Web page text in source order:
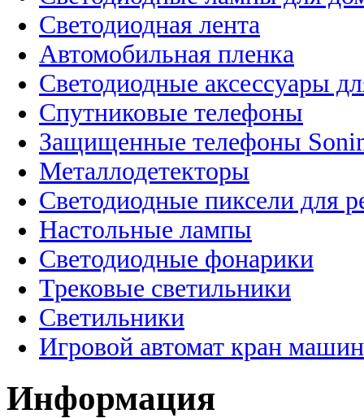
Светодиодная лента
Автомобильная пленка
Светодиодные аксессуары
Спутниковые телефоны
Защищенные телефоны
Металлодетекторы
Светодиодные пиксели для
Настольные лампы
Светодиодные фонарики
Трековые светильники
Светильники
Игровой автомат кран
Информация